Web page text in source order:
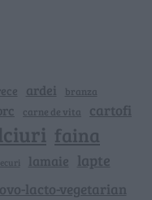
ardei branza
carne de vita cartofi
faina
lamaie lapte
ovo-lacto-vegetarian